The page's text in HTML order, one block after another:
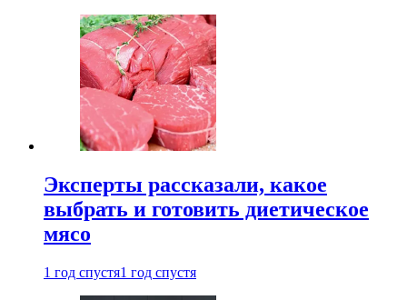
Эксперты рассказали, какое
выбрать и готовить диетическое
мясо
1 год спустя1 год спустя